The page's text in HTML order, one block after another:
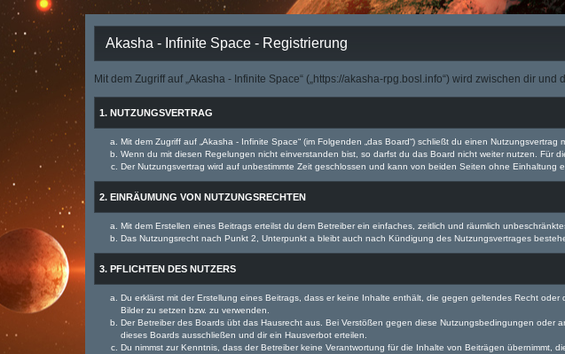
Akasha - Infinite Space - Registrierung
Mit dem Zugriff auf „Akasha - Infinite Space“ („https://akasha-rpg.bosl.info“) wird zwischen dir
1. NUTZUNGSVERTRAG
Mit dem Zugriff auf „Akasha - Infinite Space“ (im Folgenden „das Board“) schließt du einen
Wenn du mit diesen Regelungen nicht einverstanden bist, so darfst du das Board nicht weiter nutzen. Für
Der Nutzungsvertrag wird auf unbestimmte Zeit geschlossen und kann von beiden Seiten ohne Einhaltung
2. EINRÄUMUNG VON NUTZUNGSRECHTEN
Mit dem Erstellen eines Beitrags erteilst du dem Betreiber ein einfaches, zeitlich und räumlich
Das Nutzungsrecht nach Punkt 2, Unterpunkt a bleibt auch nach Kündigung des Nutzungsvertrages
3. PFLICHTEN DES NUTZERS
Du erklärst mit der Erstellung eines Beitrags, dass er keine Inhalte enthält, die gegen geltendes Recht
Bilder zu setzen bzw. zu verwenden.
Der Betreiber des Boards übt das Hausrecht aus. Bei Verstößen gegen diese Nutzungsbedingungen
dieses Boards ausschließen und dir ein Hausverbot erteilen.
Du nimmst zur Kenntnis, dass der Betreiber keine Verantwortung für die Inhalte von Beiträgen übernimmt,